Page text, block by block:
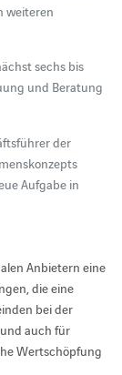
weiteren
sechs bis
und Beratung
der
Aufgabe in
Anbietern eine
die eine
bei der
auch für
Wertschöpfung